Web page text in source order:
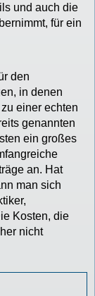
und auch die
für ein
den
in denen
einer echten
genannten
ein großes
an. Hat
man sich
Kosten, die
nicht